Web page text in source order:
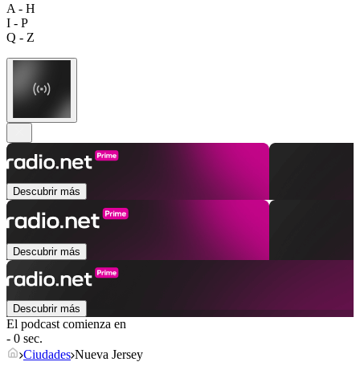
A - H
I - P
Q - Z
Descubrir más
Descubrir más
Descubrir más
El podcast comienza en
- 0 sec.
Ciudades Nueva Jersey